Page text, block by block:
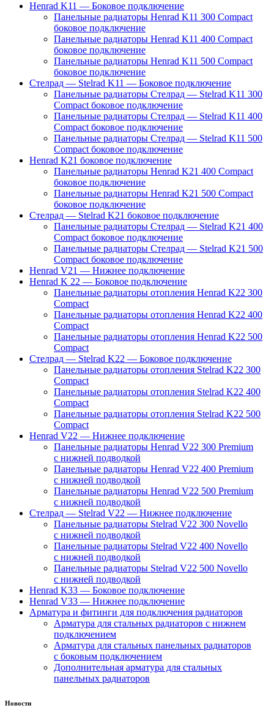
Henrad K11 — Боковое подключение
Панельные радиаторы Henrad K11 300 Compact
боковое подключение
Панельные радиаторы Henrad K11 400 Compact
боковое подключение
Панельные радиаторы Henrad K11 500 Compact
боковое подключение
Стелрад — Stelrad K11 — Боковое подключение
Панельные радиаторы Стелрад — Stelrad K11 300
Compact боковое подключение
Панельные радиаторы Стелрад — Stelrad K11 400
Compact боковое подключение
Панельные радиаторы Стелрад — Stelrad K11 500
Compact боковое подключение
Henrad K21 боковое подключение
Панельные радиаторы Henrad K21 400 Compact
боковое подключение
Панельные радиаторы Henrad K21 500 Compact
боковое подключение
Стелрад — Stelrad K21 боковое подключение
Панельные радиаторы Стелрад — Stelrad K21 400
Compact боковое подключение
Панельные радиаторы Стелрад — Stelrad K21 500
Compact боковое подключение
Henrad V21 — Нижнее подключение
Henrad K 22 — Боковое подключение
Панельные радиаторы отопления Henrad K22 300
Compact
Панельные радиаторы отопления Henrad K22 400
Compact
Панельные радиаторы отопления Henrad K22 500
Compact
Стелрад — Stelrad K22 — Боковое подключение
Панельные радиаторы отопления Stelrad K22 300
Compact
Панельные радиаторы отопления Stelrad K22 400
Compact
Панельные радиаторы отопления Stelrad K22 500
Compact
Henrad V22 — Нижнее подключение
Панельные радиаторы Henrad V22 300 Premium
с нижней подводкой
Панельные радиаторы Henrad V22 400 Premium
с нижней подводкой
Панельные радиаторы Henrad V22 500 Premium
с нижней подводкой
Стелрад — Stelrad V22 — Нижнее подключение
Панельные радиаторы Stelrad V22 300 Novello
с нижней подводкой
Панельные радиаторы Stelrad V22 400 Novello
с нижней подводкой
Панельные радиаторы Stelrad V22 500 Novello
с нижней подводкой
Henrad K33 — Боковое подключение
Henrad V33 — Нижнее подключение
Арматура и фитинги для подключения радиаторов
Арматура для стальных радиаторов с нижнем
подключением
Арматура для стальных панельных радиаторов
с боковым подключением
Дополнительная арматура для стальных
панельных радиаторов
Новости